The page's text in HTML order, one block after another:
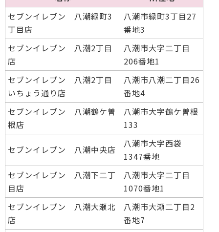
セブンイレブン 八潮緑町3
丁目店
八潮市緑町3丁目27
番地3
セブンイレブン 八潮2丁目
店
八潮市大字二丁目
206番地1
セブンイレブン 八潮2丁目
いちょう通り店
八潮市八潮二丁目26
番地4
セブンイレブン 八潮鶴ケ曽
根店
八潮市大字鶴ケ曽根
133
セブンイレブン 八潮中央店
八潮市大字西袋
1347番地
セブンイレブン 八潮下二丁
目店
八潮市大字二丁目
1070番地1
セブンイレブン 八潮大瀬北
店
八潮市大瀬二丁目2
番地7